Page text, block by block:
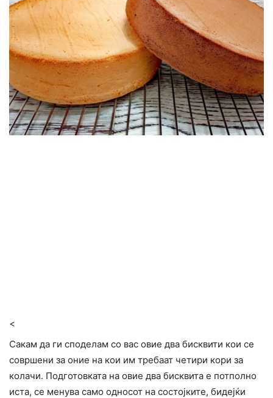
<
Сакам да ги споделам со вас овие два бисквити кои се
совршени за оние на кои им требаат четири кори за
колачи. Подготовката на овие два бисквита е потполно
иста, се менува само односот на состојките, бидејќи